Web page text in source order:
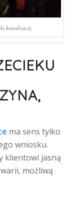
kanalizacji.
ma sens tylko
wniosku.
klientowi jasną
możliwą